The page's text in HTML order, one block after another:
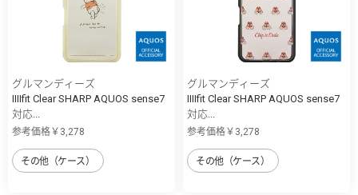
グルマンディーズ
IIIIfit Clear SHARP AQUOS sense7
対応...
参考価格￥3,278
その他（ケース）
グルマンディーズ
IIIIfit Clear SHARP AQUOS sense7
対応...
参考価格￥3,278
その他（ケース）